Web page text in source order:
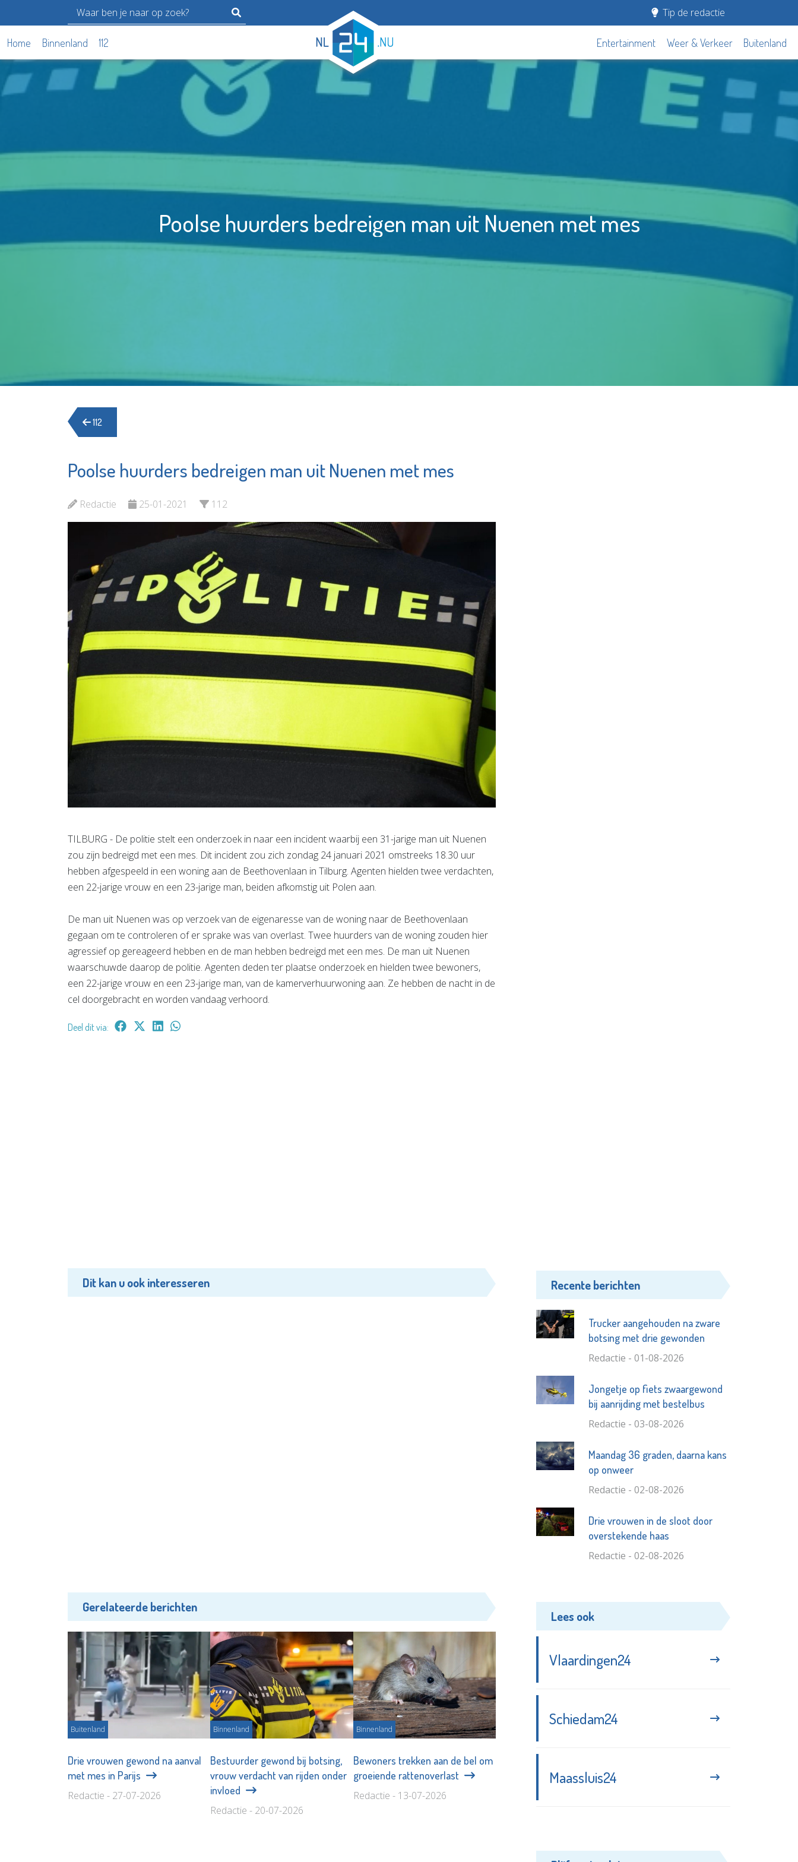
Tip de redactie
Home Binnenland 112 Entertainment Weer & Verkeer Buitenland
Poolse huurders bedreigen man uit Nuenen met mes
112
Poolse huurders bedreigen man uit Nuenen met mes
Redactie 25-01-2021 112
TILBURG - De politie stelt een onderzoek in naar een incident waarbij een 31-jarige man uit Nuenen
zou zijn bedreigd met een mes. Dit incident zou zich zondag 24 januari 2021 omstreeks 18.30 uur
hebben afgespeeld in een woning aan de Beethovenlaan in Tilburg. Agenten hielden twee verdachten,
een 22-jarige vrouw en een 23-jarige man, beiden afkomstig uit Polen aan.
De man uit Nuenen was op verzoek van de eigenaresse van de woning naar de Beethovenlaan
gegaan om te controleren of er sprake was van overlast. Twee huurders van de woning zouden hier
agressief op gereageerd hebben en de man hebben bedreigd met een mes. De man uit Nuenen
waarschuwde daarop de politie. Agenten deden ter plaatse onderzoek en hielden twee bewoners,
een 22-jarige vrouw en een 23-jarige man, van de kamerverhuurwoning aan. Ze hebben de nacht in de
cel doorgebracht en worden vandaag verhoord.
Deel dit via:
Dit kan u ook interesseren
Gerelateerde berichten
Buitenland
Drie vrouwen gewond na aanval
met mes in Parijs
Redactie - 27-07-2026
Binnenland
Bestuurder gewond bij botsing,
vrouw verdacht van rijden onder
invloed
Redactie - 20-07-2026
Binnenland
Bewoners trekken aan de bel om
groeiende rattenoverlast
Redactie - 13-07-2026
Recente berichten
Trucker aangehouden na zware
botsing met drie gewonden
Redactie - 01-08-2026
Jongetje op fiets zwaargewond
bij aanrijding met bestelbus
Redactie - 03-08-2026
Maandag 36 graden, daarna kans
op onweer
Redactie - 02-08-2026
Drie vrouwen in de sloot door
overstekende haas
Redactie - 02-08-2026
Lees ook
Vlaardingen24
Schiedam24
Maassluis24